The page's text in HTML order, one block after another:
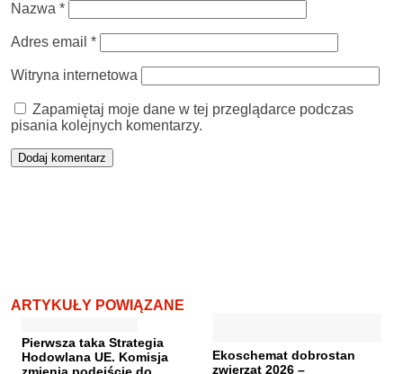
Nazwa *
Adres email *
Witryna internetowa
Zapamiętaj moje dane w tej przeglądarce podczas
pisania kolejnych komentarzy.
ARTYKUŁY POWIĄZANE
Pierwsza taka Strategia
Hodowlana UE. Komisja
Ekoschemat dobrostan
zwierząt 2026 –